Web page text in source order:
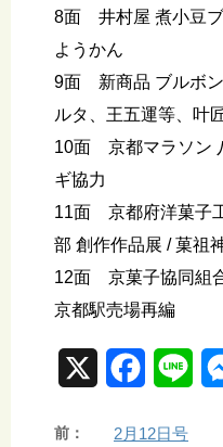
8面 井村屋 煮小豆
ようかん
9面 新商品 ブルボ
ルタ、王五運等、叶
10面 京都マラソン
ギ協力
11面 京都府洋菓子
部 創作作品展 / 菓祖
12面 京菓子協同組
京都駅売場再編
前： 2月12日号